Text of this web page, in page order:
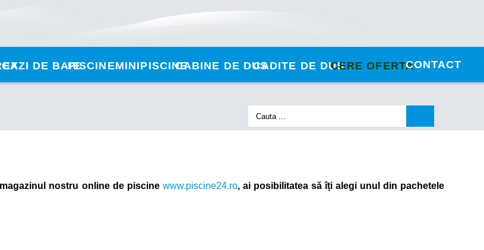
CAZI DE BAIEPISCINEMINIPISCINECABINE DE DUSCADITE DE DUSCERE OFERTACONTACT
nostru online de piscine www.piscine24.ro, ai posibilitatea să îți alegi unul din pachetele